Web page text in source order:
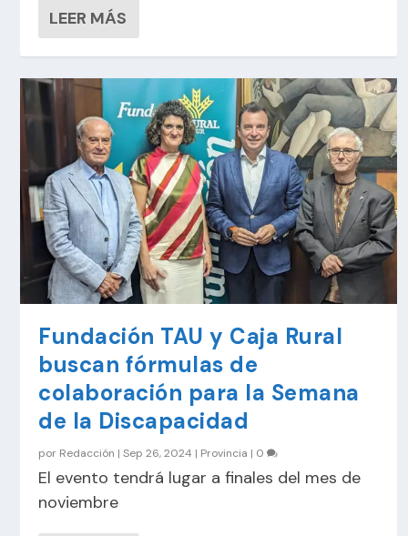
LEER MÁS
Fundación TAU y Caja Rural
buscan fórmulas de
colaboración para la Semana
de la Discapacidad
por Redacción |Sep 26, 2024 | Provincia | 0
El evento tendrá lugar a finales del mes de
noviembre